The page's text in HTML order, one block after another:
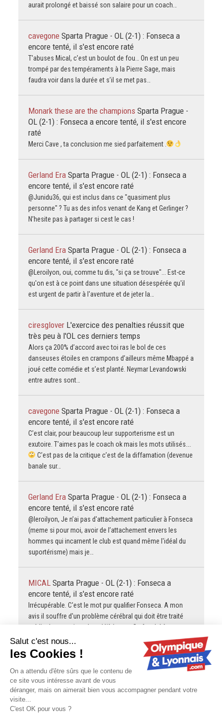
aurait prolongé et baissé son salaire pour un coach…
cavegone Sparta Prague - OL (2-1) : Fonseca a
encore tenté, il s'est encore raté
T’abuses Mical, c’est un boulot de fou… On est un peu
trompé par des tempéraments à la Pierre Sage, mais
faudra voir dans la durée et s’il se met pas…
Monark these are the champions Sparta Prague -
OL (2-1) : Fonseca a encore tenté, il s'est encore
raté
Merci Cave , ta conclusion me sied parfaitement .
Gerland Era Sparta Prague - OL (2-1) : Fonseca a
encore tenté, il s'est encore raté
@Junidu36, qui est inclus dans ce "quasiment plus
personne" ? Tu as des infos venant de Kang et Gerlinger ?
N’hesite pas à partager si cest le cas !
Gerland Era Sparta Prague - OL (2-1) : Fonseca a
encore tenté, il s'est encore raté
@Leroilyon, oui, comme tu dis, "si ça se trouve"... Est-ce
qu'on est à ce point dans une situation désespérée qu'il
est urgent de partir à l'aventure et de jeter la…
ciresglover L'exercice des penalties réussit que
très peu à l'OL ces derniers temps
Alors ça 200% d’accord avec toi ras le bol de ces
danseuses étoiles en crampons d’ailleurs même Mbappé a
joué cette comédie et s’est planté. Neymar Levandowski
entre autres sont…
cavegone Sparta Prague - OL (2-1) : Fonseca a
encore tenté, il s'est encore raté
C’est clair, pour beaucoup leur supporterisme est un
exutoire. T’aimes pas le coach ok mais les mots utilisés….
C’est pas de la critique c’est de la diffamation (devenue
banale sur…
Gerland Era Sparta Prague - OL (2-1) : Fonseca a
encore tenté, il s'est encore raté
@leroilyon, Je n’ai pas d'attachement particulier à Fonseca
(meme si pour moi, avoir de l’attachement envers les
hommes qui incarnent le club est quand même l'idéal du
suportérisme) mais je…
MICAL Sparta Prague - OL (2-1) : Fonseca a
encore tenté, il s'est encore raté
Irrécupérable. C'est le mot pur qualifier Fonseca. A mon
avis il souffre d'un problème cérébral qui doit être traité
médicalement si ce n'est déjà le cas. Sa faculté à
s'exciter…
JUNi DU 36Sparta Prague - OL (2-1) : Fonseca a
encore tenté, il s'est encore raté
Monark Je comprends ton désarrois mais il faut voir les
choses en face, Fonseca perd de plus en plus la face, il ne
sait plus comment faire dans les ltchs…